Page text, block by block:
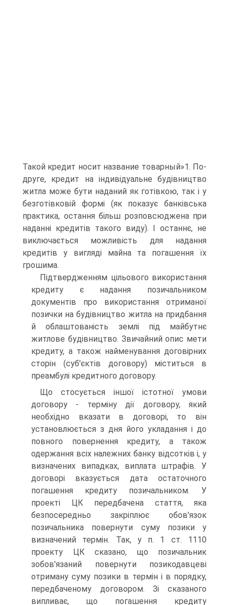
Такой кредит носит название товарный»1. По-
друге, кредит на індивідуальне будівництво
житла може бути наданий як готівкою, так і у
безготівковій формі (як показує банківська
практика, остання більш розповсюджена при
наданні кредитів такого виду). І останнє, не
виключається можливість для надання
кредитів у вигляді майна та погашення їх
грошима.
Підтвердженням цільового використання
кредиту є надання позичальником
документів про використання отриманої
позички на будівництво житла на придбання
й облаштованість землі під майбутнє
житлове будівництво. Звичайний опис мети
кредиту, а також найменування договірних
сторін (суб'єктів договору) міститься в
преамбулі кредитного договору.
Що стосується іншої істотної умови
договору - терміну дії договору, який
необхідно вказати в договорі, то він
установлюється з дня його укладання і до
повного повернення кредиту, а також
одержання всіх належних банку відсотків і, у
визначених випадках, виплата штрафів. У
договорі вказується дата остаточного
погашення кредиту позичальником. У
проекті ЦК передбачена стаття, яка
безпосередньо закріплює обов'язок
позичальника повернути суму позики у
визначений термін. Так, у п. 1 ст. 1110
проекту ЦК сказано, що позичальник
зобов'язаний повернути позикодавцеві
отриману суму позики в термін і в порядку,
передбаченому договором. Зі сказаного
випливає, що погашення кредиту